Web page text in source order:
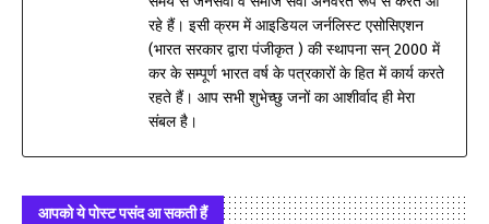
रहे हैं। इसी क्रम में आइडियल जर्नलिस्ट एसोसिएशन
(भारत सरकार द्वारा पंजीकृत ) की स्थापना सन् 2000 में
कर के सम्पूर्ण भारत वर्ष के पत्रकारों के हित में कार्य करते
रहते हैं। आप सभी शुभेच्छु जनों का आशीर्वाद ही मेरा
संबल है।
आपको ये पोस्ट पसंद आ सकती हैं